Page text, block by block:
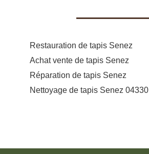
Restauration de tapis Senez
Achat vente de tapis Senez
Réparation de tapis Senez
Nettoyage de tapis Senez 04330